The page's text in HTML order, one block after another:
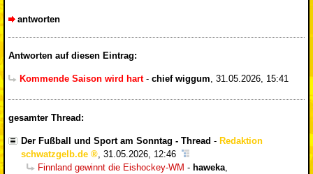
antworten
Antworten auf diesen Eintrag:
Kommende Saison wird hart- chief wiggum, 31.05.2026, 15:41
gesamter Thread:
Der Fußball und Sport am Sonntag - Thread - Redaktion
schwatzgelb.de
31.05.2026, 12:46
Finnland gewinnt die Eishockey-WM - haweka